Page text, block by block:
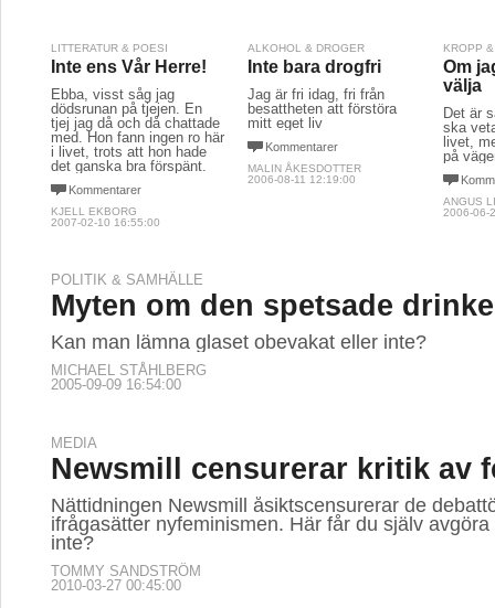
LITTERATUR & POESI
Inte ens Vår Herre!
Ebba, visst såg jag
dödsrunan på tjejen. En
tjej jag då och då chattade
med. Hon fann ingen ro här
i livet, trots att hon hade
det ganska bra förspänt.
Kommentarer
KJELL EKBORG
2007-02-10 16:55:00
ALKOHOL & DROGER
Inte bara drogfri
Jag är fri idag, fri från
besattheten att förstöra
mitt eget liv
Kommentarer
MALIN ÅKESDOTTER
2006-08-11 12:19:00
KROPP
Om
välja
Det är
ska
livet,
på
ANGUS
2006-06-
POLITIK & SAMHÄLLE
Myten om den spetsade
Kan man lämna glaset obevakat eller inte?
MICHAEL STÅHLBERG
2005-09-09 16:54:00
MEDIA
Newsmill censurerar kritik av
Nättidningen Newsmill åsiktscensurerar de
ifrågasätter nyfeminismen. Här får du själv
inte?
TOMMY SANDSTRÖM
2010-03-27 00:45:00